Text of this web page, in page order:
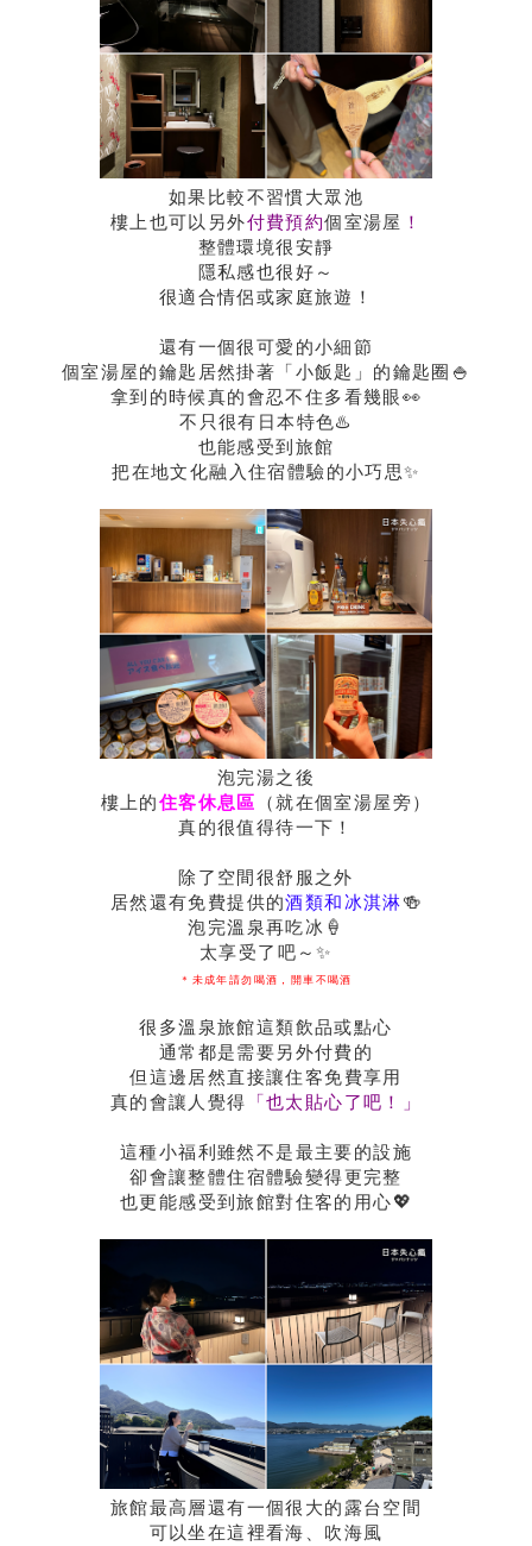
如果比較不習慣大眾池
樓上也可以另外付費預約個室湯屋 ！
整體環境很安靜
隱私感也很好～
很適合情侶或家庭旅遊！
還有一個很可愛的小細節
個室湯屋的鑰匙居然掛著「小飯匙」的鑰匙圈🍚
拿到的時候真的會忍不住多看幾眼👀
不只很有日本特色♨️
也能感受到旅館
把在地文化融入住宿體驗的小巧思✨
泡完湯之後
樓上的住客休息區
（就在個室湯屋旁）
真的很值得待一下！
除了空間很舒服之外
居然還有免費提供的酒類和冰淇淋🍻
泡完溫泉再吃冰🍦
太享受了吧～✨
＊未成年請勿喝酒，開車不喝酒
很多溫泉旅館這類飲品或點心
通常都是需要另外付費的
但這邊居然直接讓住客免費享用
真的會讓人覺得 「也太貼心了吧！」
這種小福利雖然不是最主要的設施
卻會讓整體住宿體驗變得更完整
也更能感受到旅館對住客的用心💖
旅館最高層還有一個很大的露台空間
可以坐在這裡看海、吹海風